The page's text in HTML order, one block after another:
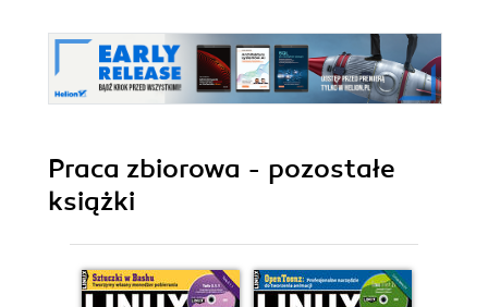
Praca zbiorowa - pozostałe
książki